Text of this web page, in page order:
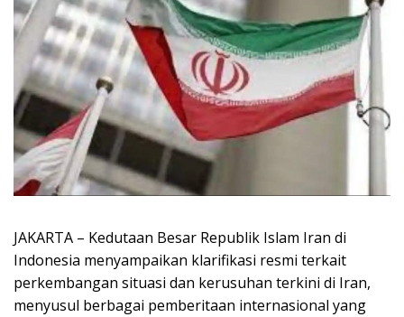
JAKARTA – Kedutaan Besar Republik Islam Iran di
Indonesia menyampaikan klarifikasi resmi terkait
perkembangan situasi dan kerusuhan terkini di Iran,
menyusul berbagai pemberitaan internasional yang